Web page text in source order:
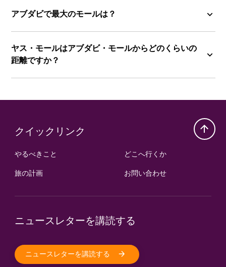
アブダビで最大のモールは？
ヤス・モールはアブダビ・モールからどのくらいの
距離ですか？
クイックリンク
やるべきこと
旅の計画
どこへ行くか
お問い合わせ
ニュースレターを講読する
ニュースレターを講読する